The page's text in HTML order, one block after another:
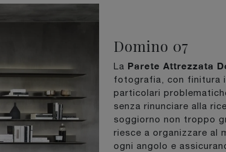
Domino 07
La Parete Attrezzata
fotografia, con finitura
particolari
senza rinunciare alla
soggiorno non troppo
riesce a organizzare al
ogni angolo e